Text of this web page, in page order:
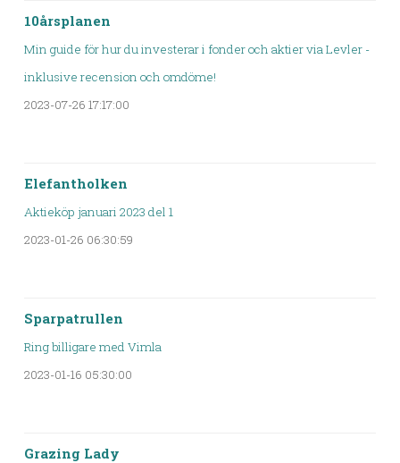
10årsplanen
Min guide för hur du investerar i fonder och aktier via Levler -
inklusive recension och omdöme!
2023-07-26 17:17:00
Elefantholken
Aktieköp januari 2023 del 1
2023-01-26 06:30:59
Sparpatrullen
Ring billigare med Vimla
2023-01-16 05:30:00
Grazing Lady